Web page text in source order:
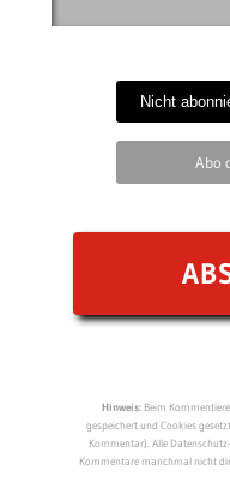
Abo
Hinweis:Beim
gespeichert und Cookies
Kommentar). Alle
Kommentare manchmal nicht